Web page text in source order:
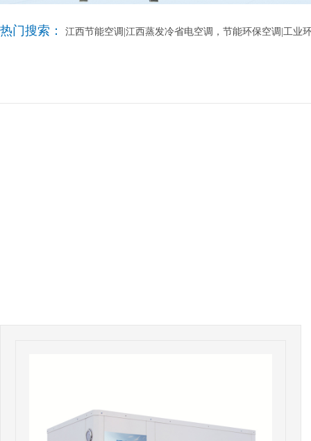
热门搜索： 江西节能空调|江西蒸发冷省电空调，节能环保空调|工业